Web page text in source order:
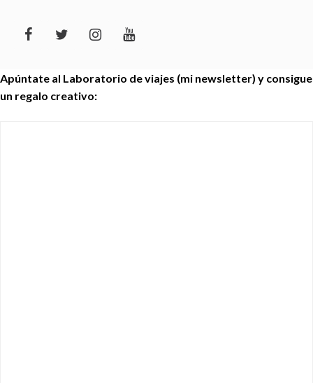
Apúntate al Laboratorio de viajes (mi newsletter) y consigue
un regalo creativo: